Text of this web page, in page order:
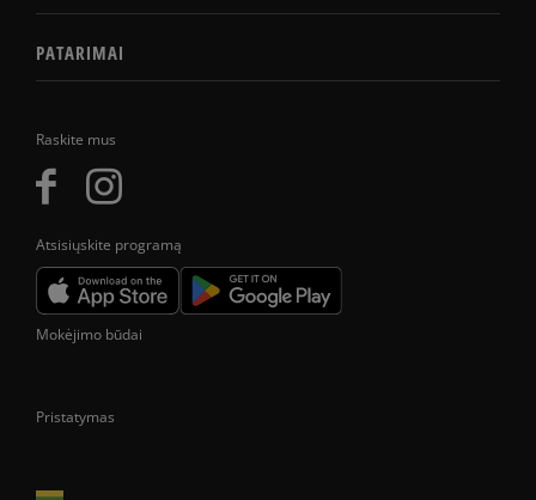
Raskite mus
Atsisiųskite programą
PATARIMAI
Mokėjimo būdai
Pristatymas